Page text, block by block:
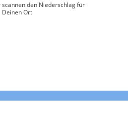
den Niederschlag für
Deinen Ort